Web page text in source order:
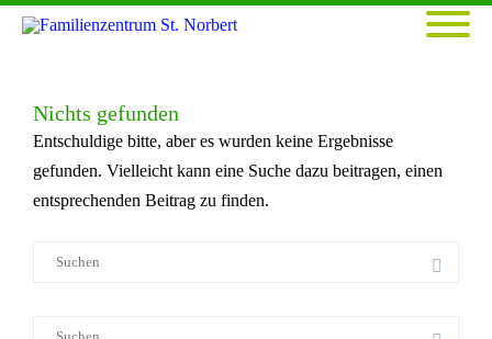
Nichts gefunden
Entschuldige bitte, aber es wurden keine Ergebnisse
gefunden. Vielleicht kann eine Suche dazu beitragen, einen
entsprechenden Beitrag zu finden.
Suche
Suche